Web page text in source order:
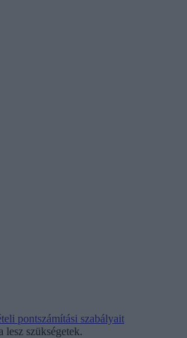
pontszámítási szabályait
lesz szükségetek.